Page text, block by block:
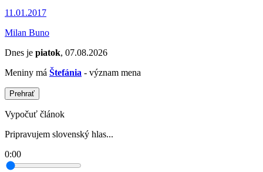
11.01.2017
Milan Buno
Dnes je piatok, 07.08.2026
Meniny má Štefánia - význam mena
Prehrať
Vypočuť článok
Pripravujem slovenský hlas...
0:00